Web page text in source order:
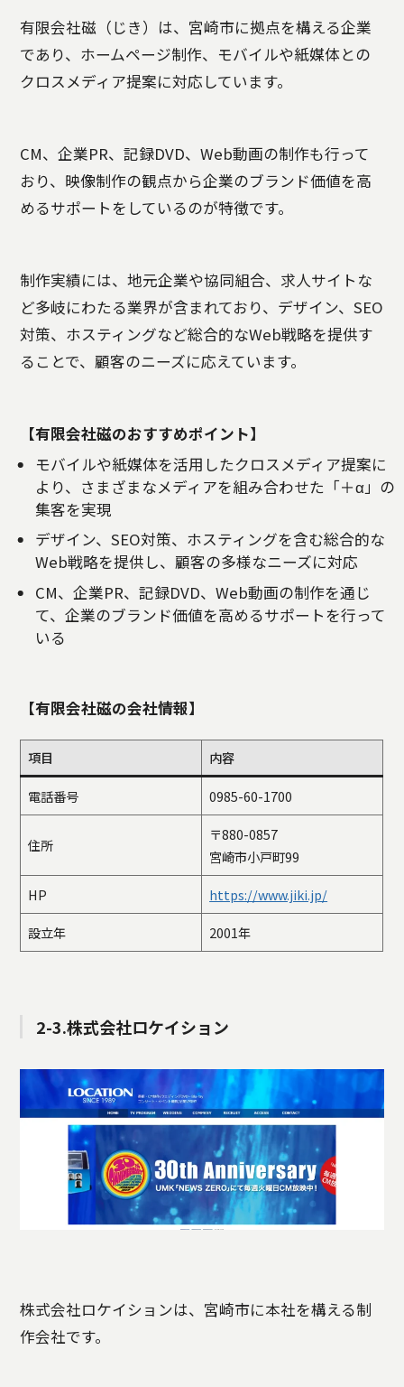
有限会社磁（じき）は、宮崎市に拠点を構える企業
であり、ホームページ制作、モバイルや紙媒体との
クロスメディア提案に対応しています。
CM、企業PR、記録DVD、Web動画の制作も行って
おり、映像制作の観点から企業のブランド価値を高
めるサポートをしているのが特徴です。
制作実績には、地元企業や協同組合、求人サイトな
ど多岐にわたる業界が含まれており、デザイン、SEO
対策、ホスティングなど総合的なWeb戦略を提供す
ることで、顧客のニーズに応えています。
【有限会社磁のおすすめポイント】
モバイルや紙媒体を活用したクロスメディア提案に
より、さまざまなメディアを組み合わせた「＋α」の
集客を実現
デザイン、SEO対策、ホスティングを含む総合的な
Web戦略を提供し、顧客の多様なニーズに対応
CM、企業PR、記録DVD、Web動画の制作を通じ
て、企業のブランド価値を高めるサポートを行って
いる
【有限会社磁の会社情報】
項目 内容
電話番号 0985-60-1700
住所
〒880-0857
宮崎市小戸町99
HP
https://www.jiki.jp/
設立年
2001年
2-3.株式会社ロケイション
株式会社ロケイションは、宮崎市に本社を構える制
作会社です。